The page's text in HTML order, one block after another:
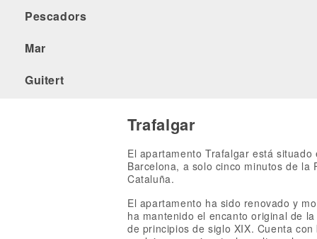
Pescadors
Mar
Guitert
Trafalgar
El apartamento Trafalgar está situado
Barcelona, a solo cinco minutos de la
Cataluña.
El apartamento ha sido renovado y
ha mantenido el encanto original de
de principios de siglo XIX. Cuenta con